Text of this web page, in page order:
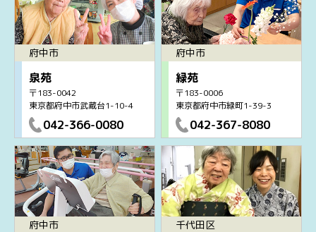
府中市
泉苑
〒183-0042
東京都府中市武蔵台1-10-4
042-366-0080
府中市
緑苑
〒183-0006
東京都府中市緑町1-39-3
042-367-8080
府中市 千代田区